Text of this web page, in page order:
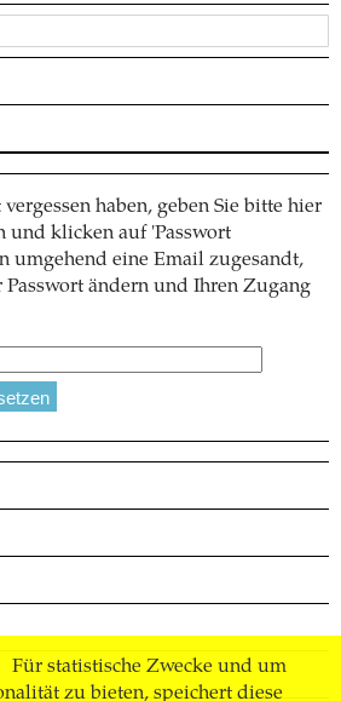
Für statistische Zwecke und um
zu bieten, speichert diese
haben, geben Sie bitte hier
und klicken auf 'Passwort
umgehend eine Email zugesandt,
ändern und Ihren Zugang